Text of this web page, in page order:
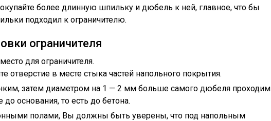
более длинную шпильку и дюбель к ней, главное, что бы
подходил к ограничителю.
ограничителя
для ограничителя.
отверстие в месте стыка частей напольного покрытия.
затем диаметром на 1 — 2 мм больше самого дюбеля проходим
основания, то есть до бетона.
полами, Вы должны быть уверены, что под напольным